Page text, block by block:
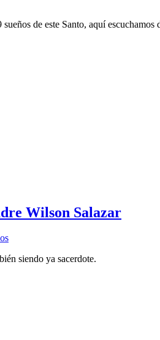
de este Santo, aquí
Wilson Salazar
siendo ya sacerdote.